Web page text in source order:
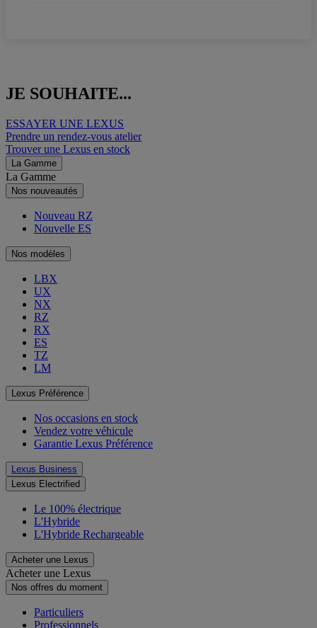
JE SOUHAITE...
ESSAYER UNE LEXUS
Prendre un rendez-vous atelier
Trouver une Lexus en stock
La Gamme
La Gamme
Nos nouveautés
Nouveau RZ
Nouvelle ES
Nos modèles
LBX
UX
NX
RZ
RX
ES
TZ
LM
Lexus Préférence
Nos occasions en stock
Vendez votre véhicule
Garantie Lexus Préférence
Lexus Business
Lexus Electrified
Le 100% électrique
L'Hybride
L'Hybride Rechargeable
Acheter une Lexus
Acheter une Lexus
Nos offres du moment
Particuliers
Professionnels